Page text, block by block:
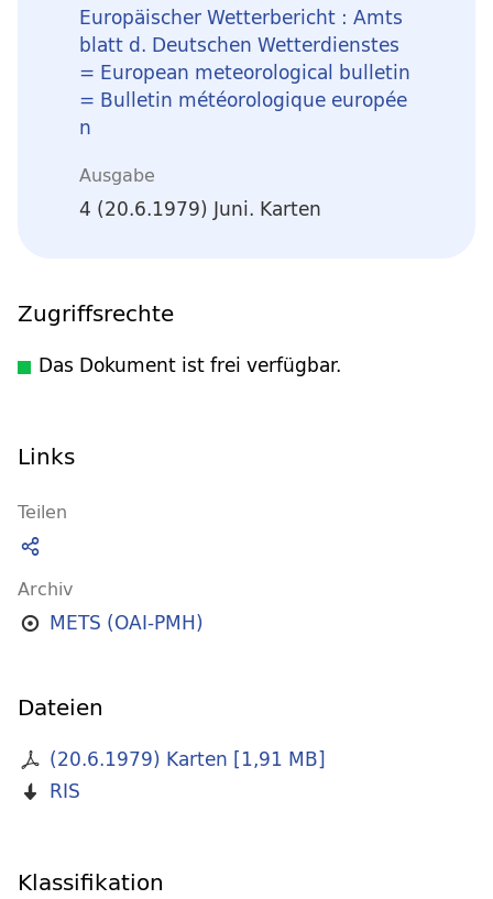
Europäischer Wetterbericht : Amts
blatt d. Deutschen Wetterdienstes
= European meteorological bulletin
= Bulletin météorologique europée
n
Ausgabe
4 (20.6.1979) Juni. Karten
Zugriffsrechte
Das Dokument ist frei verfügbar.
Links
Teilen
Archiv
METS (OAI-PMH)
Dateien
(20.6.1979) Karten [1,91 MB]
RIS
Klassifikation